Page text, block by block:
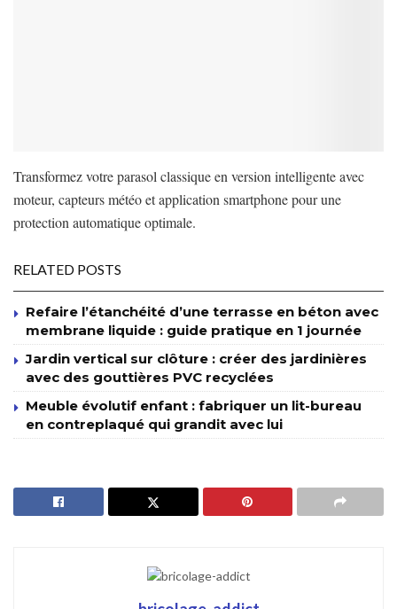
Transformez votre parasol classique en version intelligente avec
moteur, capteurs météo et application smartphone pour une
protection automatique optimale.
RELATED POSTS
Refaire l’étanchéité d’une terrasse en béton avec
membrane liquide : guide pratique en 1 journée
Jardin vertical sur clôture : créer des jardinières
avec des gouttières PVC recyclées
Meuble évolutif enfant : fabriquer un lit-bureau
en contreplaqué qui grandit avec lui